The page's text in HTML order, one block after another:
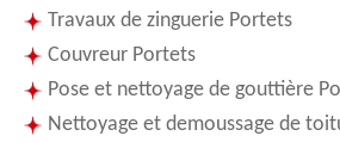
Travaux de zinguerie Portets
Couvreur Portets
Pose et nettoyage de gouttière
Nettoyage et demoussage de